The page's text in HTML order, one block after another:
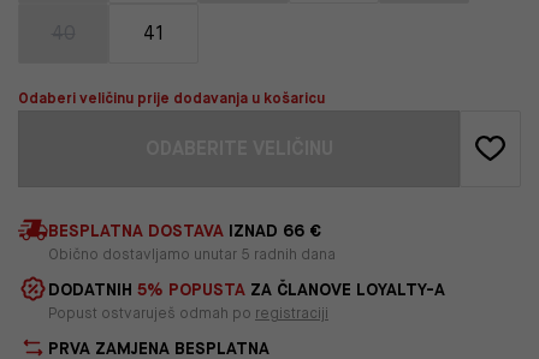
41
Odaberi veličinu prije dodavanja u košaricu
BESPLATNA DOSTAVA IZNAD 66 €
Obično dostavljamo unutar 5 radnih dana
DODATNIH 5% POPUSTA ZA ČLANOVE LOYALTY-A
Popust ostvaruješ odmah po registraciji
PRVA ZAMJENA BESPLATNA